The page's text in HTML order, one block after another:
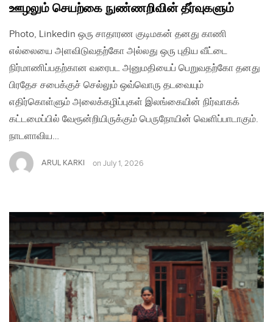
ஊழலும் செயற்கை நுண்ணறிவின் தீர்வுகளும்
Photo, Linkedin ஒரு சாதாரண குடிமகன் தனது காணி
எல்லையை அளவிடுவதற்கோ அல்லது ஒரு புதிய வீட்டை
நிர்மாணிப்பதற்கான வரைபட அனுமதியைப் பெறுவதற்கோ தனது
பிரதேச சபைக்குச் செல்லும் ஒவ்வொரு தடவையும்
எதிர்கொள்ளும் அலைக்கழிப்புகள் இலங்கையின் நிர்வாகக்
கட்டமைப்பில் வேரூன்றியிருக்கும் பெருநோயின் வெளிப்பாடாகும்.
நாடளாவிய…
ARUL KARKI on July 1, 2026